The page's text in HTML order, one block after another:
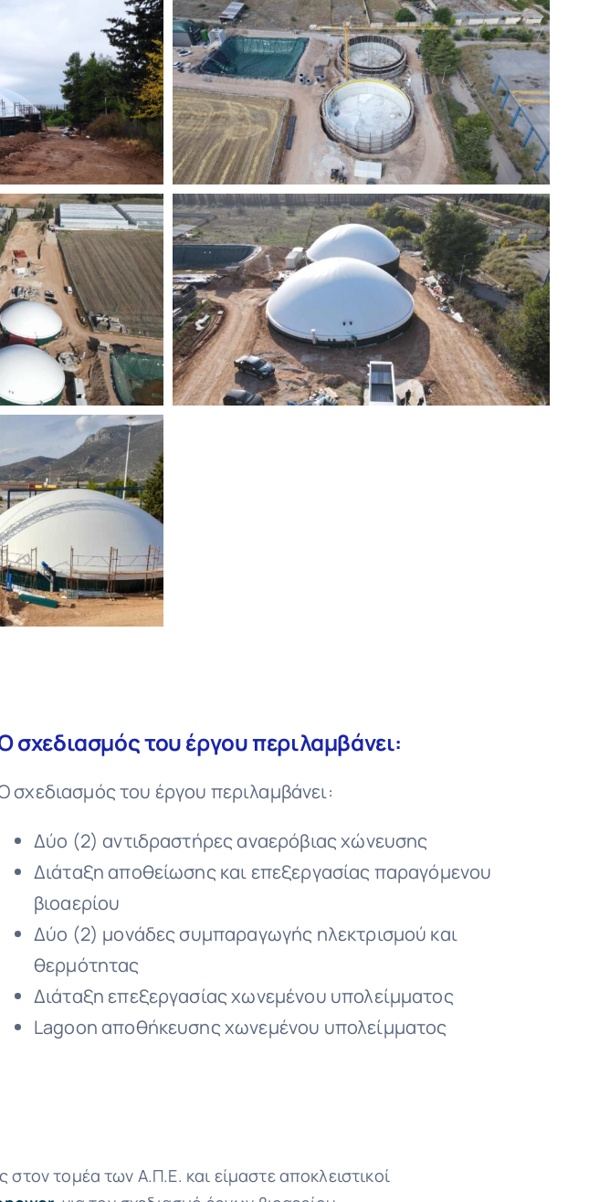
σχεδιασμός του έργου περιλαμβάνει:
σχεδιασμός του έργου περιλαμβάνει:
Δύο (2) αντιδραστήρες αναερόβιας χώνευσης
Διάταξη αποθείωσης και επεξεργασίας παραγόμενου
βιοαερίου
Δύο (2) μονάδες συμπαραγωγής ηλεκτρισμού και
θερμότητας
Διάταξη επεξεργασίας χωνεμένου υπολείμματος
Lagoon αποθήκευσης χωνεμένου υπολείμματος
τομέα των Α.Π.Ε. και είμαστε αποκλειστικοί